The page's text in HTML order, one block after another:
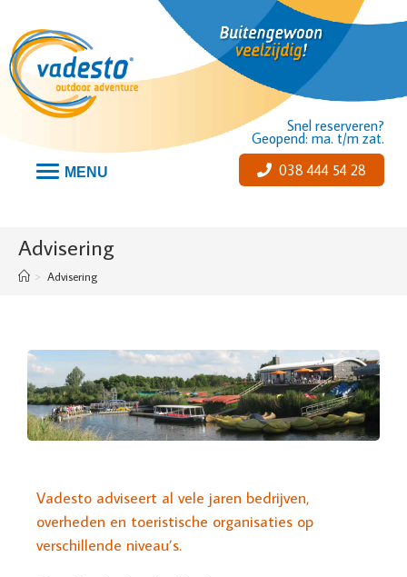
Snel reserveren?
Geopend: ma. t/m zat.
038 444 54 28
MENU
Advisering
> Advisering
Vadesto adviseert al vele jaren bedrijven,
overheden en toeristische organisaties op
verschillende niveau’s.